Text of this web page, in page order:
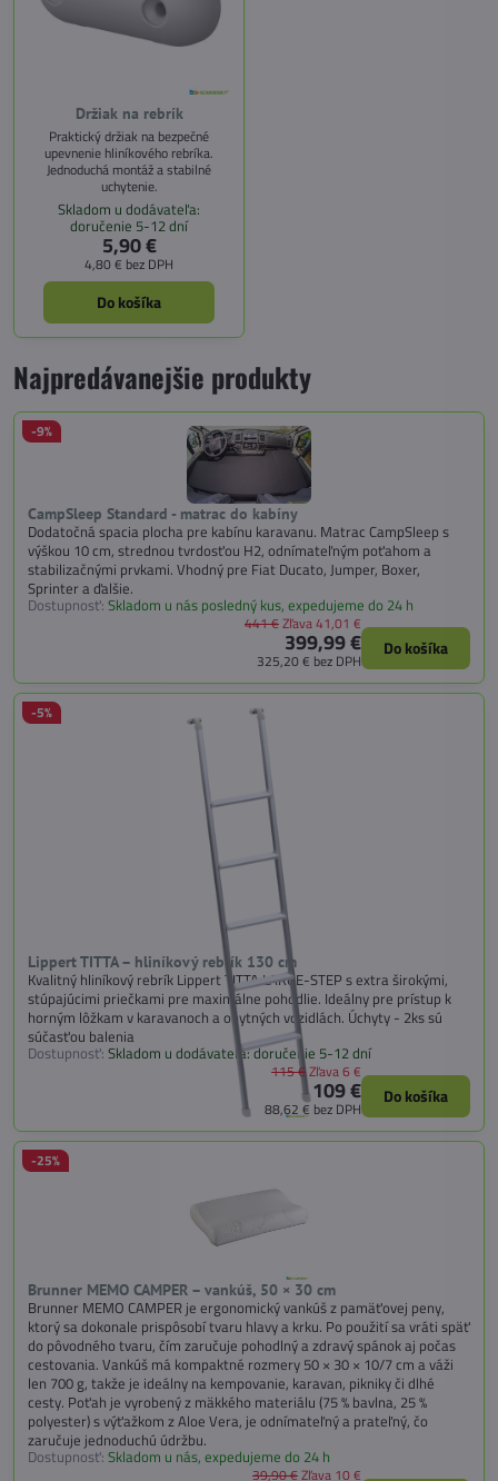
Držiak na rebrík
Praktický držiak na bezpečné
upevnenie hliníkového rebríka.
Jednoduchá montáž a stabilné
uchytenie.
Skladom u dodávateľa:
doručenie 5-12 dní
5,90 €
4,80 € bez DPH
Do košíka
Najpredávanejšie produkty
CampSleep Standard - matrac do kabíny
-9%
Dodatočná spacia plocha pre kabínu karavanu. Matrac CampSleep s
výškou 10 cm, strednou tvrdosťou H2, odnímateľným poťahom a
stabilizačnými prvkami. Vhodný pre Fiat Ducato, Jumper, Boxer,
Sprinter a ďalšie.
Dostupnosť: Skladom u nás posledný kus, expedujeme do 24 h
399,99 €
325,20 € bez DPH
441 €Zľava 41,01 €
Do košíka
Lippert TITTA – hliníkový rebrík 130 cm
-5%
Kvalitný hliníkový rebrík Lippert TITTA LARGE-STEP s extra širokými,
stúpajúcimi priečkami pre maximálne pohodlie. Ideálny pre prístup k
horným lôžkam v karavanoch a obytných vozidlách. Úchyty - 2ks sú
súčasťou balenia
Dostupnosť: Skladom u dodávateľa: doručenie 5-12 dní
109 €
88,62 € bez DPH
115 €Zľava 6 €
Do košíka
Brunner MEMO CAMPER – vankúš, 50 × 30 cm
-25%
Brunner MEMO CAMPER je ergonomický vankúš z pamäťovej peny,
ktorý sa dokonale prispôsobí tvaru hlavy a krku. Po použití sa vráti späť
do pôvodného tvaru, čím zaručuje pohodlný a zdravý spánok aj počas
cestovania. Vankúš má kompaktné rozmery 50 × 30 × 10/7 cm a váži
len 700 g, takže je ideálny na kempovanie, karavan, pikniky či dlhé
cesty. Poťah je vyrobený z mäkkého materiálu (75 % bavlna, 25 %
polyester) s výťažkom z Aloe Vera, je odnímateľný a prateľný, čo
zaručuje jednoduchú údržbu.
Dostupnosť: Skladom u nás, expedujeme do 24 h
39,90 €Zľava 10 €